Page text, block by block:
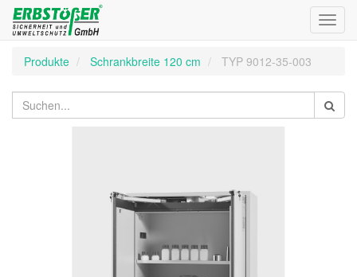
Produkte
Schrankbreite 120 cm TYP 9012-35-003